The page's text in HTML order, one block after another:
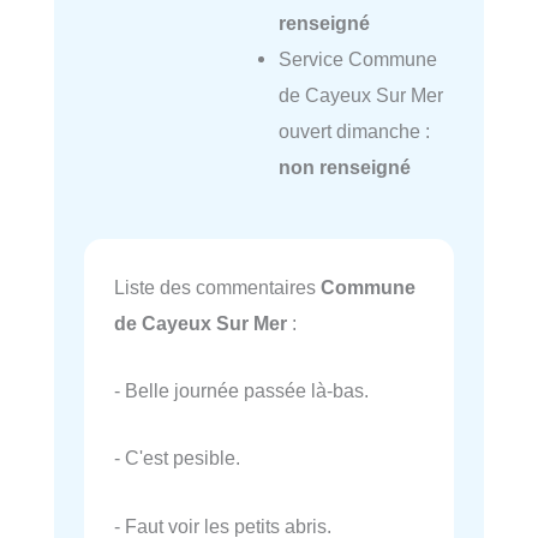
renseigné
Service Commune
de Cayeux Sur Mer
ouvert dimanche :
non renseigné
Liste des commentaires Commune
de Cayeux Sur Mer :
- Belle journée passée là-bas.
- C'est pesible.
- Faut voir les petits abris.